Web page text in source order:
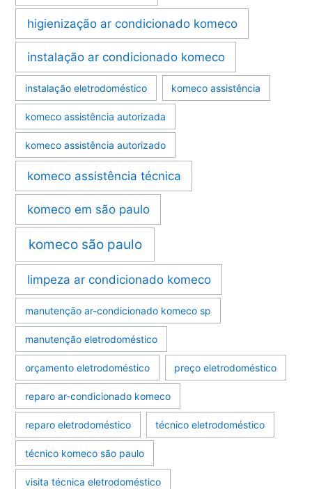
higienização ar condicionado komeco
instalação ar condicionado komeco
instalação eletrodoméstico komeco assistência
komeco assistência autorizada
komeco assistência autorizado
komeco assistência técnica
komeco em são paulo
komeco são paulo
limpeza ar condicionado komeco
manutenção ar-condicionado komeco sp
manutenção eletrodoméstico
orçamento eletrodoméstico preço eletrodoméstico
reparo ar-condicionado komeco
reparo eletrodoméstico técnico eletrodoméstico
técnico komeco são paulo
visita técnica eletrodoméstico